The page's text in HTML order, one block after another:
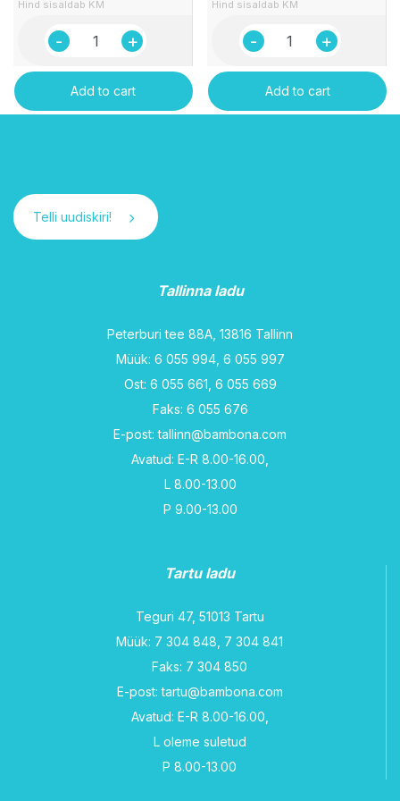
Vahukoor
"Alma"
Hind sisaldab KM
Add to cart
Hapukoor
"Alma"
Hind sisaldab KM
Add to cart
Telli uudiskiri!
Tallinna ladu
Peterburi tee 88A, 13816 Tallinn
Müük: 6 055 994, 6 055 997
Ost: 6 055 661, 6 055 669
Faks: 6 055 676
E-post: tallinn@bambona.com
Avatud: E-R 8.00-16.00,
L 8.00-13.00
P 9.00-13.00
Tartu ladu
Teguri 47, 51013 Tartu
Müük: 7 304 848, 7 304 841
Faks: 7 304 850
E-post: tartu@bambona.com
Avatud: E-R 8.00-16.00,
L oleme suletud
P 8.00-13.00